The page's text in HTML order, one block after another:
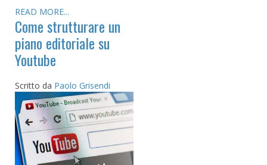
READ MORE...
Come strutturare un
piano editoriale su
Youtube
Scritto da Paolo Grisendi